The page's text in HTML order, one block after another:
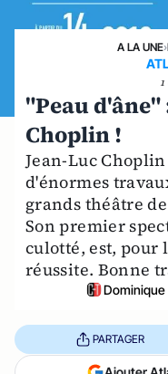
A LA UNE›
"Peau d'âne"
Choplin !
Jean-Luc
d'énormes
grands théâtre
Son premier
culotté, est, pour
réussite. Bonne
PARTAGER